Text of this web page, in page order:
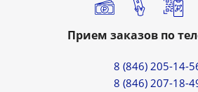
Прием заказов по
8 (846) 205-14-
8 (846) 207-18-